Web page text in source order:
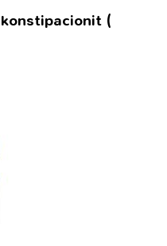
konstipacionit (